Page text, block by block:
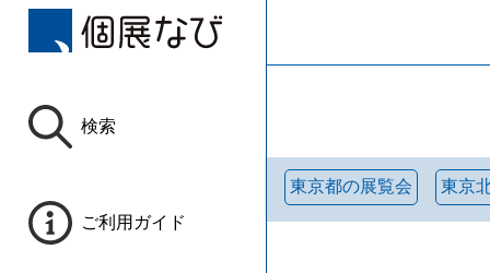
検索
ご利用ガイド
東京都の展覧会 東京